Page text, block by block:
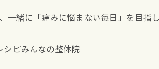
緒に「痛みに悩まない毎日」を目指し
ピみんなの整体院